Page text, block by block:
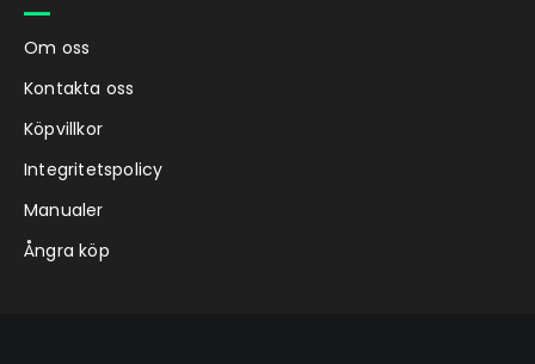
Om oss
Kontakta oss
Köpvillkor
Integritetspolicy
Manualer
Ångra köp